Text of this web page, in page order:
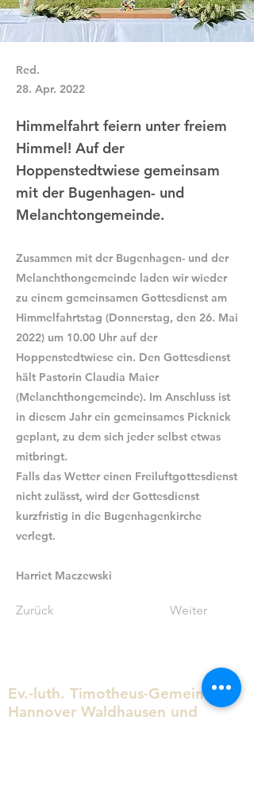
Red.
28. Apr. 2022
Himmelfahrt feiern unter freiem
Himmel! Auf der
Hoppenstedtwiese gemeinsam
mit der Bugenhagen- und
Melanchtongemeinde.
Zusammen mit der Bugenhagen- und der
Melanchthongemeinde laden wir wieder
zu einem gemeinsamen Gottesdienst am
Himmelfahrtstag (Donnerstag, den 26. Mai
2022) um 10.00 Uhr auf der
Hoppenstedtwiese ein. Den Gottesdienst
hält Pastorin Claudia Maier
(Melanchthongemeinde). Im Anschluss ist
in diesem Jahr ein gemeinsames Picknick
geplant, zu dem sich jeder selbst etwas
mitbringt.
Falls das Wetter einen Freiluftgottesdienst
nicht zulässt, wird der Gottesdienst
kurzfristig in die Bugenhagenkirche
verlegt.
Harriet Maczewski
Zurück Weiter
Ev.-luth. Timotheus-Gemeinde
Hannover Waldhausen und